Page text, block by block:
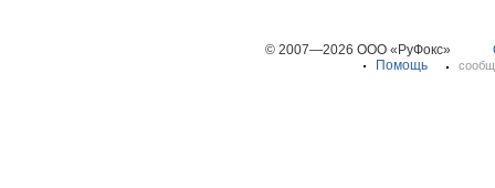
© 2007—2026 ООО «РуФокс»
Помощь